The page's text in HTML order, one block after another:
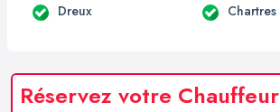
Dreux Chartres
Réservez votre Chauffeur